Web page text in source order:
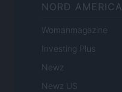
NORD AMERICA
Womanmagazine
Investing Plus
Newz
Newz US